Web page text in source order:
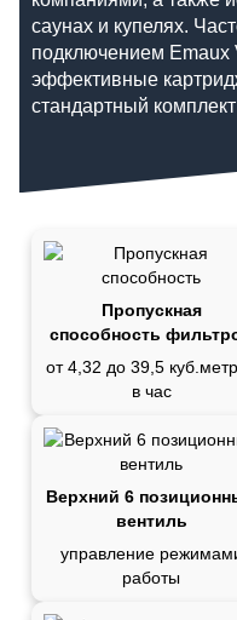
саунах и купелях.
подключением Emaux
эффективные
стандартный
Пропускная
способность
от 4,32 до 39,5
в час
Верхний 6
вентиль
управление
работы